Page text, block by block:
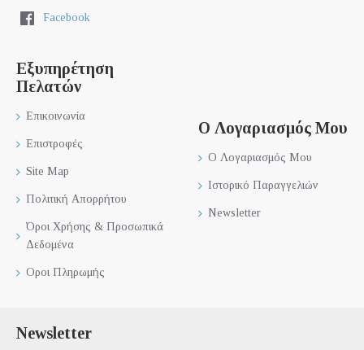
Facebook
Εξυπηρέτηση
Πελατών
Επικοινωνία
Επιστροφές
Site Map
Πολιτική Απορρήτου
Όροι Χρήσης & Προσωπικά
Δεδομένα
Οροι Πληρωμής
Ο Λογαριασμός Μου
Ο Λογαριασμός Μου
Ιστορικό Παραγγελιών
Newsletter
Newsletter